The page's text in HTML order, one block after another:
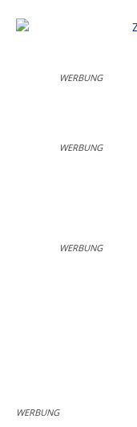
WERBUNG
WERBUNG
WERBUNG
WERBUNG